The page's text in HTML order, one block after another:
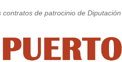
de patrocinio de